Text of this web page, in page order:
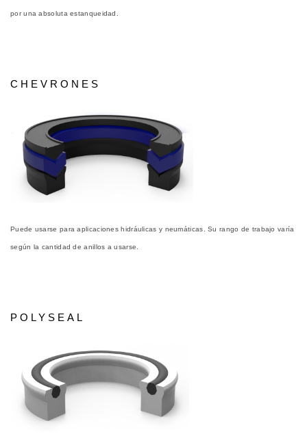
por una absoluta estanqueidad.
CHEVRONES
Puede usarse para aplicaciones hidráulicas y neumáticas. Su rango de trabajo varía
según la cantidad de anillos a usarse.
POLYSEAL